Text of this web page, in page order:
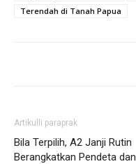
Terendah di Tanah Papua
Artikulli paraprak
Bila Terpilih, A2 Janji Rutin
Berangkatkan Pendeta dan